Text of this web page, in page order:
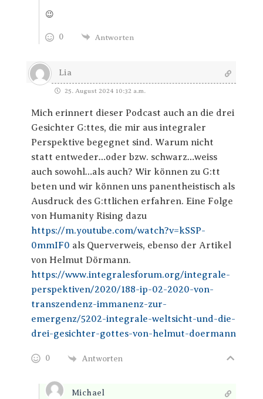
😉
0 Antworten
Lia
25. August 2024 10:32 a.m.
Mich erinnert dieser Podcast auch an die drei
Gesichter G:ttes, die mir aus integraler
Perspektive begegnet sind. Warum nicht
statt entweder…oder bzw. schwarz…weiss
auch sowohl…als auch? Wir können zu G:tt
beten und wir können uns panentheistisch als
Ausdruck des G:ttlichen erfahren. Eine Folge
von Humanity Rising dazu
https://m.youtube.com/watch?v=kSSP-
0mmIF0 als Querverweis, ebenso der Artikel
von Helmut Dörmann.
https://www.integralesforum.org/integrale-
perspektiven/2020/188-ip-02-2020-von-
transzendenz-immanenz-zur-
emergenz/5202-integrale-weltsicht-und-die-
drei-gesichter-gottes-von-helmut-doermann
0 Antworten
Michael